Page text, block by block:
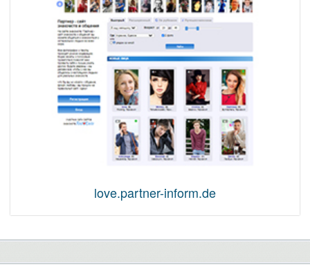
love.partner-inform.de